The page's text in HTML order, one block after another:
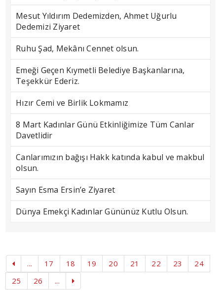
Mesut Yıldırım Dedemizden, Ahmet Uğurlu
Dedemizi Ziyaret
Ruhu Şad, Mekânı Cennet olsun.
Emeği Geçen Kıymetli Belediye Başkanlarına,
Teşekkür Ederiz.
Hızır Cemi ve Birlik Lokmamız
8 Mart Kadınlar Günü Etkinliğimize Tüm Canlar
Davetlidir
Canlarımızın bağışı Hakk katında kabul ve makbul
olsun.
Sayın Esma Ersin’e Ziyaret
Dünya Emekçi Kadınlar Gününüz Kutlu Olsun.
... 17 18 19 20 21 22 23
24
25
26 ...